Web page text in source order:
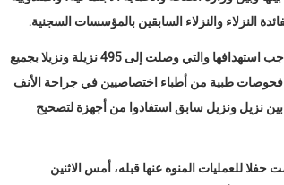
النزلاء والنزلاء السابقين بالمؤسسات السجنية.
وأوضح المصدر ذاته أن ” هذه الحملة الطبية افتتحت بفرز للحالات الواجب استهدافها والتي وصلت إلى 495 نزيلة ونزيلا بجميع
على الصعيد الوطني، استفاد منهم 331 نزيلا من فحوصات طبية من أطباء اختصاصيين في جراحة الأنف
والحنجرة، 184 نزيلا منهم استفادوا من فحوصات لقياس السمع، و87 بين نزيل ونزيل سابق استفادوا من أجهزة لتصحيح
للعمليات المنوه عنها قبله، أمس الاثنين